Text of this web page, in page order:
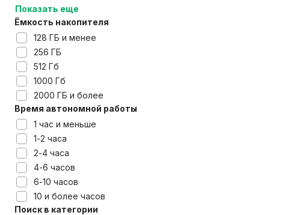
Показать еще
Ёмкость накопителя
128 ГБ и менее
256 ГБ
512 Гб
1000 Гб
2000 ГБ и более
Время автономной работы
1 час и меньше
1-2 часа
2-4 часа
4-6 часов
6-10 часов
10 и более часов
Поиск в категории